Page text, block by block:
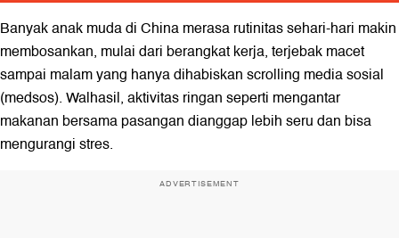
Banyak anak muda di China merasa rutinitas sehari-hari makin
membosankan, mulai dari berangkat kerja, terjebak macet
sampai malam yang hanya dihabiskan scrolling media sosial
(medsos). Walhasil, aktivitas ringan seperti mengantar
makanan bersama pasangan dianggap lebih seru dan bisa
mengurangi stres.
ADVERTISEMENT